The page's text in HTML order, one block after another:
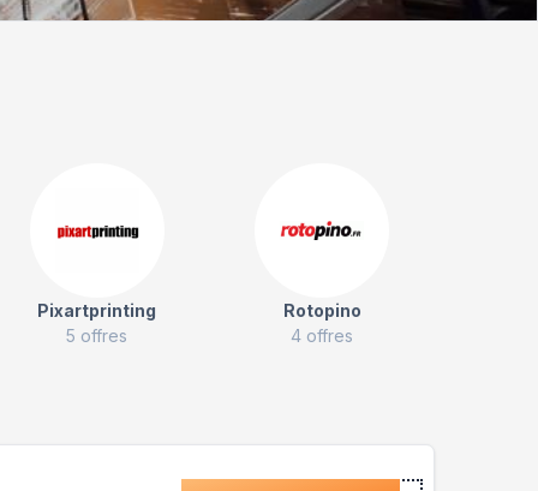
Pixartprinting
5 offres
Rotopino
4 offres